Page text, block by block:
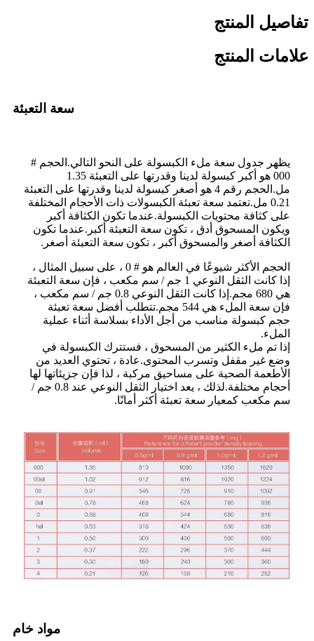
تفاصيل المنتج
علامات المنتج
سعة التعبئة
يظهر جدول سعة ملء الكبسولة على النحو التالي.الحجم #
000 هو أكبر كبسولة لدينا وقدرتها على التعبئة 1.35
مل.الحجم رقم 4 هو أصغر كبسولة لدينا وقدرتها على التعبئة
0.21 مل.تعتمد سعة تعبئة الكبسولات ذات الأحجام المختلفة
على كثافة محتويات الكبسولة.عندما تكون الكثافة أكبر
ويكون المسحوق أدق ، تكون سعة التعبئة أكبر.عندما تكون
الكثافة أصغر والمسحوق أكبر ، تكون سعة التعبئة أصغر.
الحجم الأكثر شيوعًا في العالم هو # 0 ، على سبيل المثال ،
إذا كانت الثقل النوعي 1 جم / سم مكعب ، فإن سعة التعبئة
هي 680 مجم.إذا كانت الثقل النوعي 0.8 جم / سم مكعب ،
فإن سعة الملء هي 544 مجم.تتطلب أفضل سعة تعبئة
حجم كبسولة مناسب من أجل الأداء بسلاسة أثناء عملية
الملء.
إذا تم ملء الكثير من المسحوق ، فستترك الكبسولة في
وضع غير مقفل وتسرب المحتوى.عادة ، تحتوي العديد من
الأطعمة الصحية على مساحيق مركبة ، لذا فإن جزيئاتها لها
أحجام مختلفة.لذلك ، يعد اختيار الثقل النوعي عند 0.8 جم /
سم مكعب كمعيار سعة تعبئة أكثر أمانًا.
مواد خام